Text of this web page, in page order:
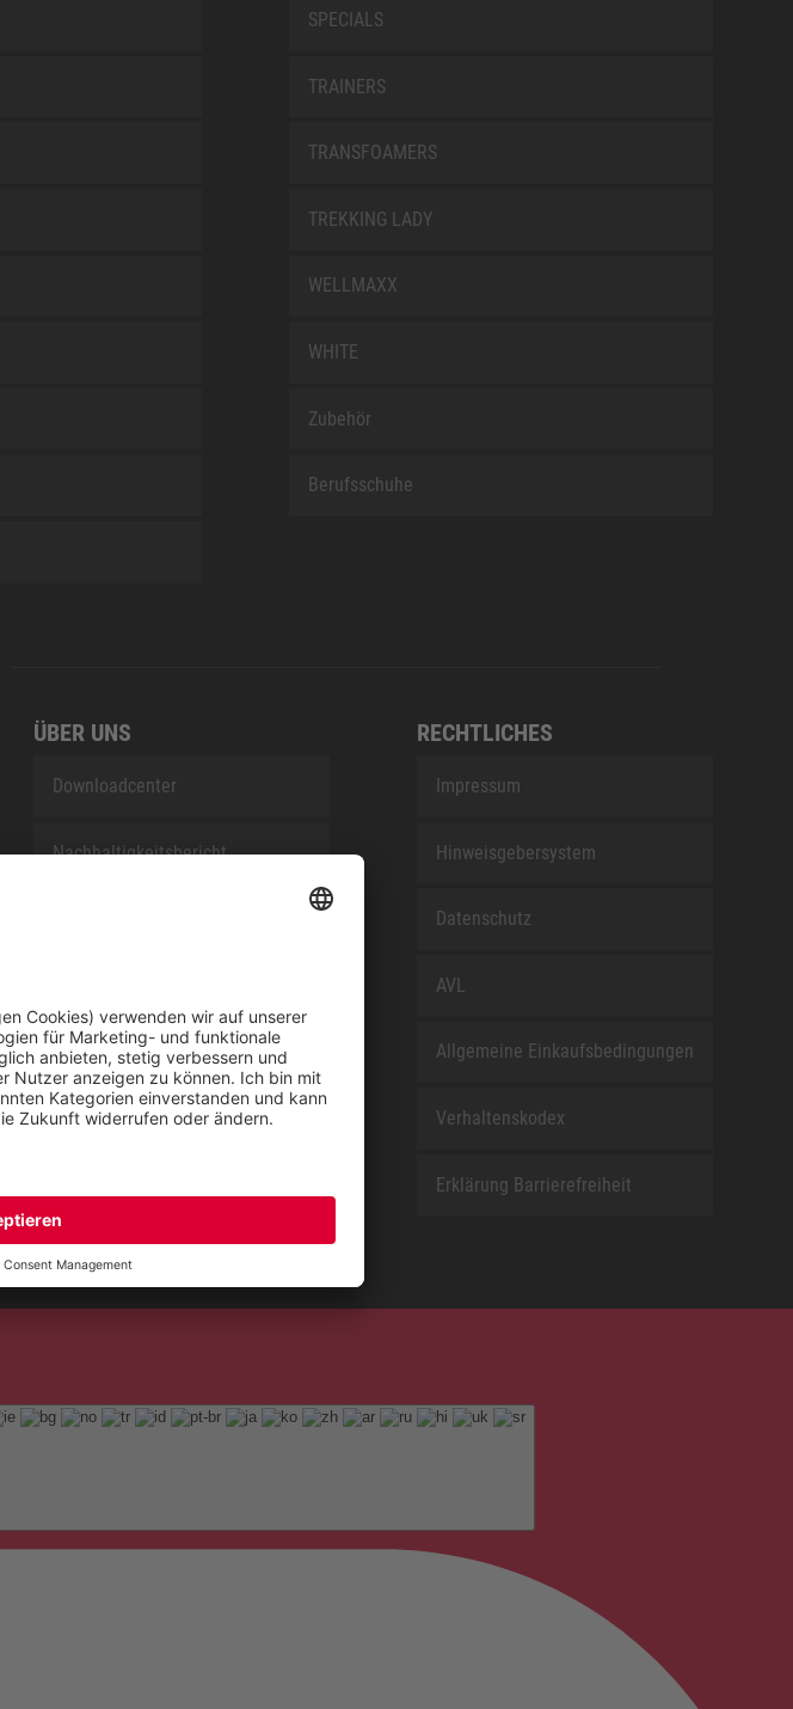
SPECIALS
TRAINERS
TRANSFOAMERS
TREKKING LADY
WELLMAXX
WHITE
Zubehör
Berufsschuhe
ÜBER UNS
Downloadcenter
Nachhaltigkeitsbericht
RECHTLICHES
Impressum
Hinweisgebersystem
Datenschutz
AVL
Allgemeine Einkaufsbedingungen
Verhaltenskodex
Erklärung Barrierefreiheit